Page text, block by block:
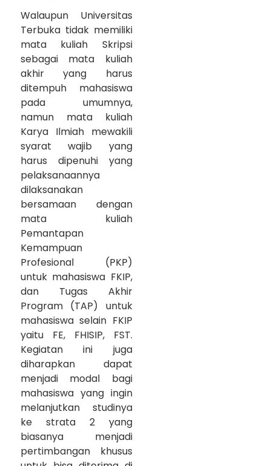
Walaupun Universitas
Terbuka tidak memiliki
mata kuliah Skripsi
sebagai mata kuliah
akhir yang harus
ditempuh mahasiswa
pada umumnya,
namun mata kuliah
Karya Ilmiah mewakili
syarat wajib yang
harus dipenuhi yang
pelaksanaannya
dilaksanakan
bersamaan dengan
mata kuliah
Pemantapan
Kemampuan
Profesional (PKP)
untuk mahasiswa FKIP,
dan Tugas Akhir
Program (TAP) untuk
mahasiswa selain FKIP
yaitu FE, FHISIP, FST.
Kegiatan ini juga
diharapkan dapat
menjadi modal bagi
mahasiswa yang ingin
melanjutkan studinya
ke strata 2 yang
biasanya menjadi
pertimbangan khusus